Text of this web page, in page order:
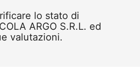
lo stato di
ARGO S.R.L. ed
valutazioni.